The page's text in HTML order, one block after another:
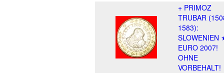
+ PRIMOZ
TRUBAR
1583):
SLOWENIEN
EURO 2007!
OHNE
VORBEHALT!